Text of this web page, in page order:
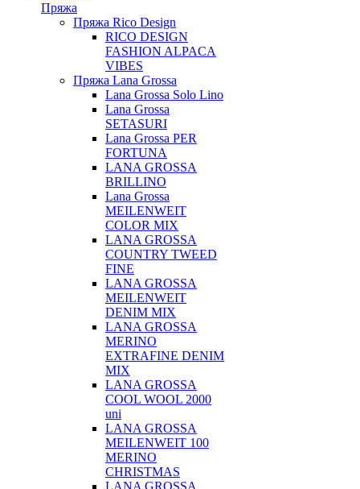
Пряжа
Пряжа Rico Design
RICO DESIGN
FASHION ALPACA
VIBES
Пряжа Lana Grossa
Lana Grossa Solo Lino
Lana Grossa
SETASURI
Lana Grossa PER
FORTUNA
LANA GROSSA
BRILLINO
Lana Grossa
MEILENWEIT
COLOR MIX
LANA GROSSA
COUNTRY TWEED
FINE
LANA GROSSA
MEILENWEIT
DENIM MIX
LANA GROSSA
MERINO
EXTRAFINE DENIM
MIX
LANA GROSSA
COOL WOOL 2000
uni
LANA GROSSA
MEILENWEIT 100
MERINO
CHRISTMAS
LANA GROSSA